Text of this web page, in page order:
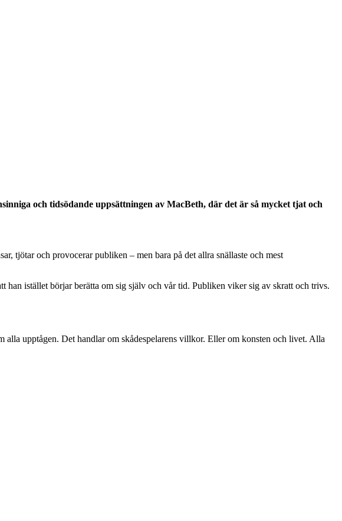
och tidsödande uppsättningen av MacBeth, där det är så mycket tjat och
tjötar och provocerar publiken – men bara på det allra snällaste och mest
istället börjar berätta om sig själv och vår tid. Publiken viker sig av skratt och trivs.
upptågen. Det handlar om skådespelarens villkor. Eller om konsten och livet. Alla